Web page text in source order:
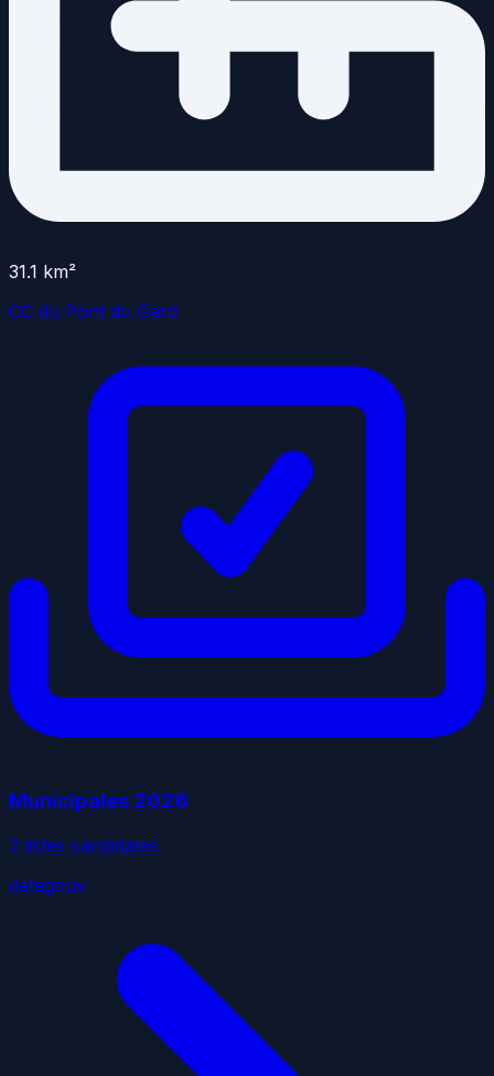
31.1 km²
CC du Pont du Gard
Municipales 2026
2 listes candidates
datagouv